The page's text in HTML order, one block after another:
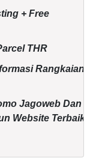
+ Free
THR
Rangkaian
Jagoweb Dan
Website Terbaik